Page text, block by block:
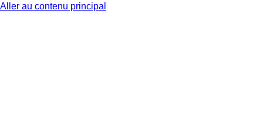
Aller au contenu principal